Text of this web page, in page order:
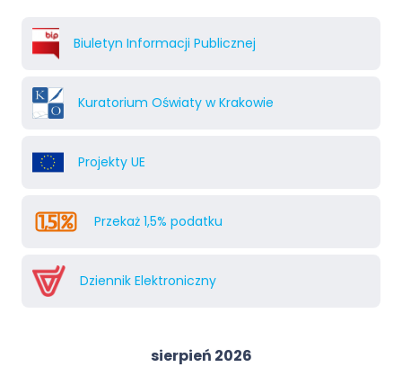
Biuletyn Informacji Publicznej
Kuratorium Oświaty w Krakowie
Projekty UE
Przekaż 1,5% podatku
Dziennik Elektroniczny
sierpień 2026